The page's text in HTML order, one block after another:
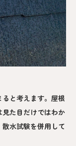
と考えます。屋根
た目だけではわか
水試験を併用して